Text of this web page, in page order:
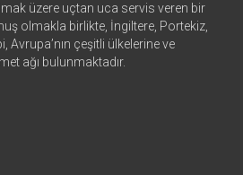
üzere uçtan uca servis veren bir
olmakla birlikte, İngiltere, Portekiz,
Avrupa’nın çeşitli ülkelerine ve
ağı bulunmaktadır.